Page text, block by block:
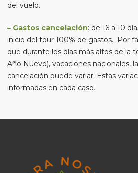
del vuelo.
– Gastos cancelación: de 16 a 10
inicio del tour 100% de gastos. Por
que durante los días más altos de la
Año Nuevo), vacaciones nacionales,
cancelación puede variar. Estas
informadas en cada caso.